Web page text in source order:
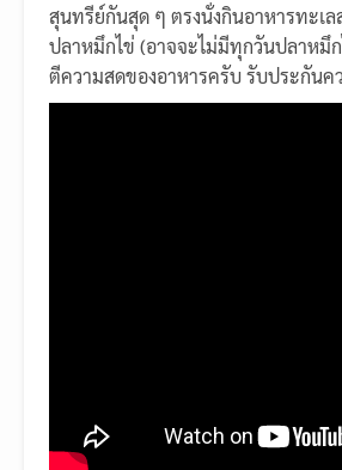
สุนทรีย์กันสุด ๆ ตรงนั่งกินอาหารทะเล
ปลาหมึกไข่ (อาจจะไม่มีทุกวันปลาหมึ
ตีความสดของอาหารครับ รับประกันค